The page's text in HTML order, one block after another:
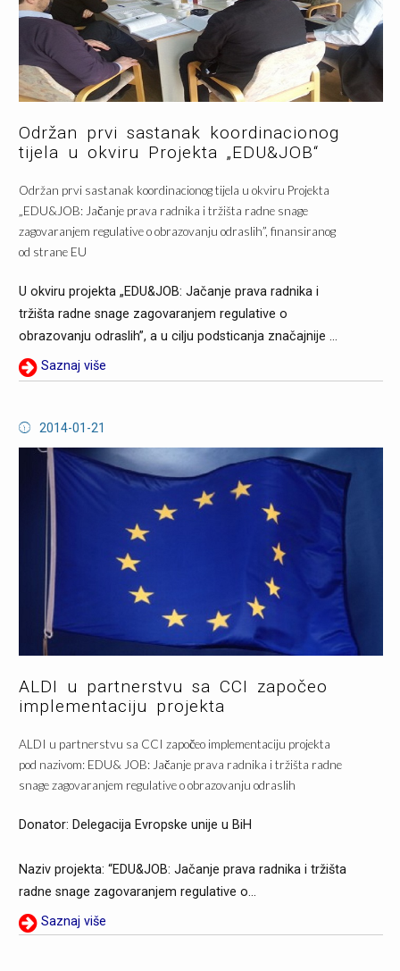
Održan prvi sastanak koordinacionog
tijela u okviru Projekta „EDU&JOB“
Održan prvi sastanak koordinacionog tijela u okviru Projekta
„EDU&JOB: Jačanje prava radnika i tržišta radne snage
zagovaranjem regulative o obrazovanju odraslih”, finansiranog
od strane EU
U okviru projekta „EDU&JOB: Jačanje prava radnika i
tržišta radne snage zagovaranjem regulative o
obrazovanju odraslih”, a u cilju podsticanja značajnije ...
Saznaj više
2014-01-21
ALDI u partnerstvu sa CCI započeo
implementaciju projekta
ALDI u partnerstvu sa CCI započeo implementaciju projekta
pod nazivom: EDU& JOB: Jačanje prava radnika i tržišta radne
snage zagovaranjem regulative o obrazovanju odraslih
Donator: Delegacija Evropske unije u BiH
Naziv projekta: “EDU&JOB: Jačanje prava radnika i tržišta
radne snage zagovaranjem regulative o...
Saznaj više